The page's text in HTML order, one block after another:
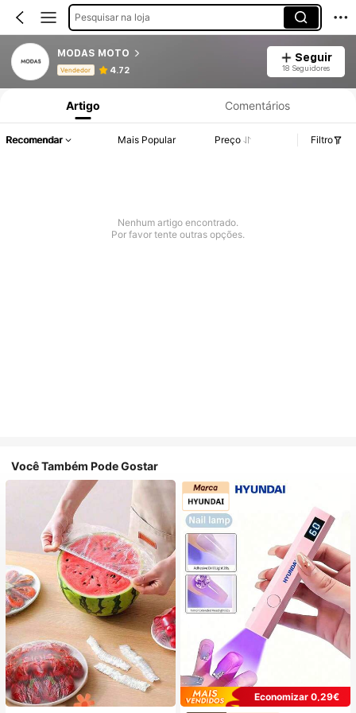
Pesquisar na loja
MODAS MOTO
Vendedor 4.72
Seguir
18 Seguidores
Informações do Produto: Divulgação de Preço, Vendas e Detalhes de Stock.
Artigo Comentários
Recomendar Mais Popular Preço Filtro
Nenhum artigo encontrado.
Por favor tente outras opções.
Você Também Pode Gostar
Economizar 0,29€